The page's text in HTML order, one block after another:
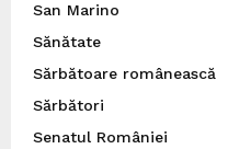
San Marino
Sănătate
Sărbătoare românească
Sărbători
Senatul României